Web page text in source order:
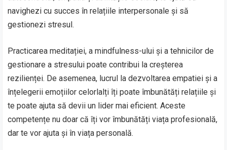
navighezi cu succes în relațiile interpersonale și să
gestionezi stresul.
Practicarea meditației, a mindfulness-ului și a tehnicilor de
gestionare a stresului poate contribui la creșterea
rezilienței. De asemenea, lucrul la dezvoltarea empatiei și a
înțelegerii emoțiilor celorlalți îți poate îmbunătăți relațiile și
te poate ajuta să devii un lider mai eficient. Aceste
competențe nu doar că îți vor îmbunătăți viața profesională,
dar te vor ajuta și în viața personală.